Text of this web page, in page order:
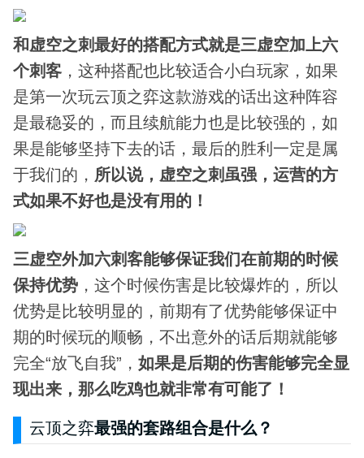
和虚空之刺最好的搭配方式就是三虚空加上六
个刺客，这种搭配也比较适合小白玩家，如果
是第一次玩云顶之弈这款游戏的话出这种阵容
是最稳妥的，而且续航能力也是比较强的，如
果是能够坚持下去的话，最后的胜利一定是属
于我们的， 所以说，虚空之刺虽强，运营的方
式如果不好也是没有用的！
三虚空外加六刺客能够保证我们在前期的时候
保持优势，这个时候伤害是比较爆炸的，所以
优势是比较明显的，前期有了优势能够保证中
期的时候玩的顺畅，不出意外的话后期就能够
完全“放飞自我”， 如果是后期的伤害能够完全显
现出来，那么吃鸡也就非常有可能了！
云顶之弈最强的套路组合是什么？